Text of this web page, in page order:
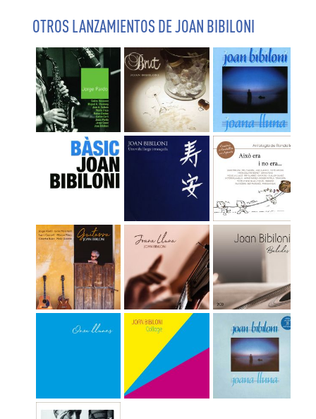
OTROS LANZAMIENTOS DE JOAN BIBILONI